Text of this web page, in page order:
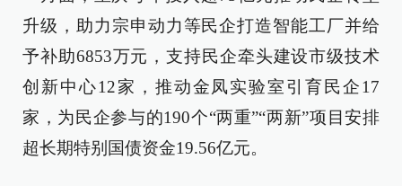
升级，助力宗申动力等民企打造智能工厂并给
予补助6853万元，支持民企牵头建设市级技术
创新中心12家，推动金凤实验室引育民企17
家，为民企参与的190个“两重”“两新”项目安排
超长期特别国债资金19.56亿元。